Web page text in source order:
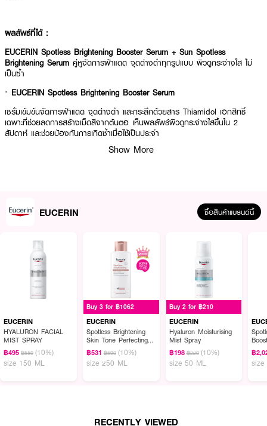
ผลลัพธ์ที่ได้ :
EUCERIN Spotless Brightening Booster Serum + Sun Spotless
Brightening Serum คู่หูจัดการฝ้าแดด จุดด่างดำทุกรูปแบบ ผิวดูกระจ่างใส ไม่
เป็นซ้ำ
· EUCERIN Spotless Brightening Booster Serum
เซรั่มเข้มข้นจัดการฝ้าแดด จุดด่างดำ และกระลึกด้วยสาร Thiamidol เอกสิทธิ์
เฉพาะที่ช่วยลดการสร้างเม็ดสีจากต้นตอ เห็นผลลัพธ์ผิวดูกระจ่างใสขึ้นใน 2
สัปดาห์ และช่วยป้องกันการเกิดซ้ำเมื่อใช้เป็นประจำ
· FDA Registration No. : 11-1-6700005945
เซรั่มกันแดด จากยูเซอริน ช่วยปกป้องรังสี UVA และ UVB ด้วย Thiamidol ลด
ฝ้าแดด จุดด่างดำ พร้อมเผยผิวแลดูกระจ่างใสเปล่งประกายยิ่งขึ้น
· FDA Registration No. : 10-2-6500017627
How To Use :
บำรุงผิวหน้าด้วยเซรั่ม และทากันแดดก่อนออกแดดเสมอ
Show More
EUCERIN ซื้อสินค้าแบรนด์นี้
EUCERIN
HYALURON FACIAL
MIST SPRAY
฿495 ฿550 (10%)
size 150 ML
Buy 3 for ฿1062
EUCERIN
Spotless Brightening
Skin Tone Perfecting
Body Lotion
฿531 ฿590 (10%)
size 250 ML
Buy 2 for ฿210
EUCERIN
Hyaluron Moisturising
Mist Spray
฿198 ฿220 (10%)
size 50 ML
฿
size
RECENTLY VIEWED